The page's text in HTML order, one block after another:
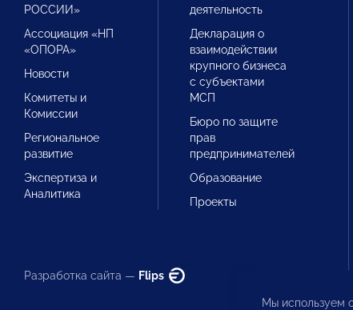
РОССИИ»
Ассоциация «НП
«ОПОРА»
Новости
Комитеты и
Комиссии
Региональное
развитие
Экспертиза и
Аналитика
деятельность
Декларация о
взаимодействии
крупного бизнеса
с субъектами
МСП
Бюро по защите
прав
предпринимателей
Образование
Проекты
Разработка сайта — Flips
Мы используем